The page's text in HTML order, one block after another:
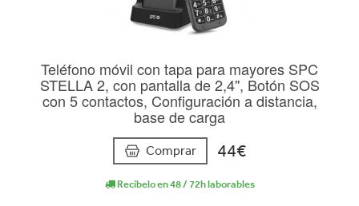
Teléfono móvil con tapa para mayores SPC
STELLA 2, con pantalla de 2,4'', Botón SOS
con 5 contactos, Configuración a distancia,
base de carga
Comprar 44€
Recíbelo en 48 / 72h laborables